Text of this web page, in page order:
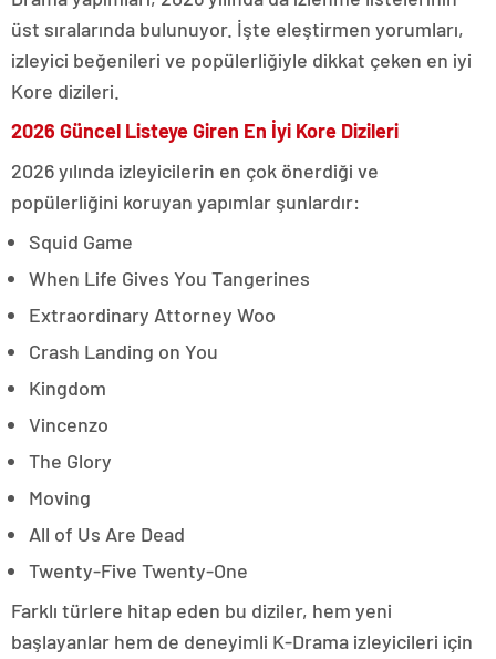
üst sıralarında bulunuyor. İşte eleştirmen yorumları,
izleyici beğenileri ve popülerliğiyle dikkat çeken en iyi
Kore dizileri.
2026 Güncel Listeye Giren En İyi Kore Dizileri
2026 yılında izleyicilerin en çok önerdiği ve
popülerliğini koruyan yapımlar şunlardır:
Squid Game
When Life Gives You Tangerines
Extraordinary Attorney Woo
Crash Landing on You
Kingdom
Vincenzo
The Glory
Moving
All of Us Are Dead
Twenty-Five Twenty-One
Farklı türlere hitap eden bu diziler, hem yeni
başlayanlar hem de deneyimli K-Drama izleyicileri için